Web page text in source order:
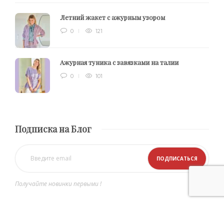
Летний жакет с ажурным узором
0 121
Ажурная туника с завязками на талии
0 101
Подписка на Блог
Получайте новинки первыми !